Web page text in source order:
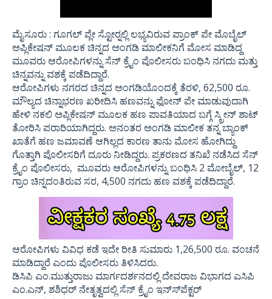
ಮೈಸೂರು : ಗೂಗಲ್ ಪ್ಲೇ ಸ್ಟೋರ್‍ನಲ್ಲಿ ಲಭ್ಯವಿರುವ ಪ್ರಾಂಕ್ ಪೇ ಮೊಬೈಲ್
ಅಪ್ಲಿಕೇಷನ್ ಮೂಲಕ ಚಿನ್ನದ ಅಂಗಡಿ ಮಾಲೀಕನಿಗೆ ಮೋಸ ಮಾಡಿದ್ದ
ಮೂವರು ಆರೋಪಿಗಳನ್ನು ಸೆನ್ ಕ್ರೈಂ ಪೊಲೀಸರು ಬಂಧಿಸಿ ನಗದು ಮತ್ತು
ಚಿನ್ನವನ್ನು ವಶಕ್ಕೆ ಪಡೆದಿದ್ದಾರೆ.
ಆರೋಪಿಗಳು ನಗರದ ಚಿನ್ನದ ಅಂಗಡಿಯೊಂದಕ್ಕೆ ತೆರಳಿ, 62,500 ರೂ.
ಮೌಲ್ಯದ ಚಿನ್ನಾಭರಣ ಖರೀದಿಸಿ ಹಣವನ್ನು ಫೋನ್ ಪೇ ಮಾಡುವುದಾಗಿ
ಹೇಳಿ ನಕಲಿ ಅಪ್ಲಿಕೇಷನ್ ಮೂಲಕ ಹಣ ಪಾವತಿಯಾದ ಬಗ್ಗೆ ಸ್ಕ್ರೀನ್ ಶಾಟ್
ತೋರಿಸಿ ಪರಾರಿಯಾಗಿದ್ದರು. ಅನಂತರ ಅಂಗಡಿ ಮಾಲೀಕ ತನ್ನ ಬ್ಯಾಂಕ್
ಖಾತೆಗೆ ಹಣ ಜಮಾವಣೆ ಆಗಿಲ್ಲದ ಕಾರಣ ತಾನು ಮೋಸ ಹೋಗಿದ್ದು
ಗೊತ್ತಾಗಿ ಪೊಲೀಸರಿಗೆ ದೂರು ನೀಡಿದ್ದರು. ಪ್ರಕರಣದ ತನಿಖೆ ನಡೆಸಿದ ಸೆನ್
ಕ್ರೈಂ ಪೊಲೀಸರು, ಮೂವರು ಆರೋಪಿಗಳನ್ನು ಬಂಧಿಸಿ 2 ಮೋಬೈಲ್, 12
ಗ್ರಾಂ ಚಿನ್ನದಂತಿರುವ ಸರ, 4,500 ನಗದು ಹಣ ವಶಕ್ಕೆ ಪಡೆದಿದ್ದಾರೆ.
ಆರೋಪಿಗಳು ವಿವಿಧ ಕಡೆ ಇದೇ ರೀತಿ ಸುಮಾರು 1,26,500 ರೂ. ವಂಚನೆ
ಮಾಡಿದ್ದಾರೆ ಎಂದು ಪೊಲೀಸರು ತಿಳಿಸಿದರು.
ಡಿಸಿಪಿ ಎಂ.ಮುತ್ತುರಾಜು ಮಾರ್ಗದರ್ಶನದಲ್ಲಿ ದೇವರಾಜ ವಿಭಾಗದ ಎಸಿಪಿ
ಎಂ.ಎನ್, ಶಶಿಧರ್ ನೇತೃತ್ವದಲ್ಲಿ ಸೆನ್ ಕ್ರೈಂ ಇನ್ಸ್‍ಪೆಕ್ಟರ್